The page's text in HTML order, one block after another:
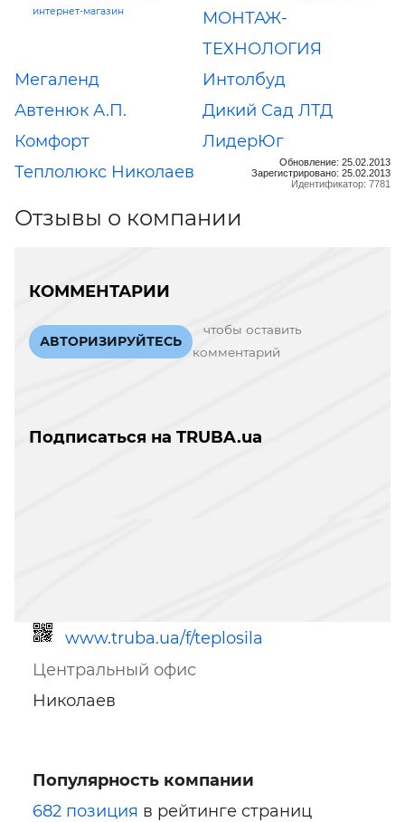
интернет-магазин
МОНТАЖ-
ТЕХНОЛОГИЯ
Мегаленд
Интолбуд
Автенюк А.П.
Дикий Сад ЛТД
Комфорт
ЛидерЮг
Теплолюкс Николаев
Обновление: 25.02.2013
Зарегистрировано: 25.02.2013
Идентификатор: 7781
Отзывы о компании
КОММЕНТАРИИ
АВТОРИЗИРУЙТЕСЬ
чтобы оставить
комментарий
Подписаться на TRUBA.ua
www.truba.ua/f/teplosila
Ссылка для мобильных устройств
Центральный офис
Николаев
Популярность компании
682 позиция в рейтинге страниц